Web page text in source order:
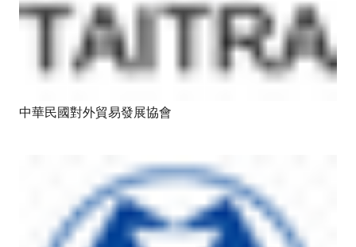
中華民國對外貿易發展協會